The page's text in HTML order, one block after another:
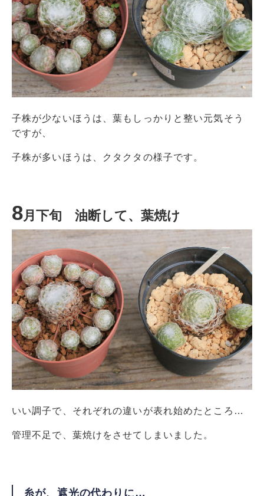
子株が少ないほうは、葉もしっかりと整い元気そう
ですが、
子株が多いほうは、クタクタの様子です。
8月下旬 油断して、葉焼け
いい調子で、それぞれの違いが表れ始めたところ…
管理不足で、葉焼けをさせてしまいました。
糸が、遮光の代わりに…